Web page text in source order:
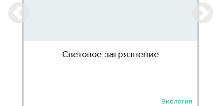
Световое загрязнение
Экология